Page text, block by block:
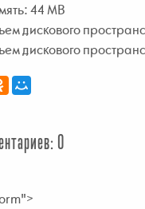
44 MB
дискового
дискового
0